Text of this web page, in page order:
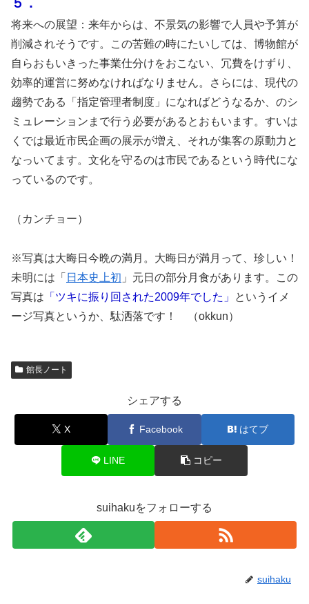
５．
将来への展望：来年からは、不景気の影響で人員や予算が
削減されそうです。この苦難の時にたいしては、博物館が
自らおもいきった事業仕分けをおこない、冗費をけずり、
効率的運営に努めなければなりません。さらには、現代の
趨勢である「指定管理者制度」になればどうなるか、のシ
ミュレーションまで行う必要があるとおもいます。すいは
くでは最近市民企画の展示が増え、それが集客の原動力と
なっいてます。文化を守るのは市民であるという時代にな
っているのです。
（カンチョー）
※写真は大晦日今晩の満月。大晦日が満月って、珍しい！
未明には「 日本史上初 」元日の部分月食があります。この
写真は 「ツキに振り回された2009年でした」
というイメ
ージ写真というか、駄洒落です！ （okkun）
館長ノート
シェアする
X Facebook はてブ
LINE コピー
suihakuをフォローする
suihaku